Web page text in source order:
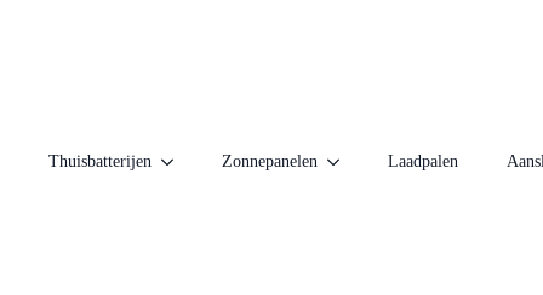
Thuisbatterijen Zonnepanelen Laadpalen